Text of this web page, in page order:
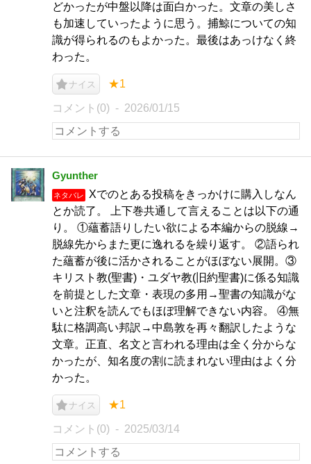
どかったが中盤以降は面白かった。文章の美しさ
も加速していったように思う。捕鯨についての知
識が得られるのもよかった。最後はあっけなく終
わった。
ナイス ★1
コメント(0) 2026/01/15
Gyunther
ネタバレ
Xでのとある投稿をきっかけに購入しなん
とか読了。 上下巻共通して言えることは以下の通
り。 ①蘊蓄語りしたい欲による本編からの脱線→
脱線先からまた更に逸れるを繰り返す。 ②語られ
た蘊蓄が後に活かされることがほぼない展開。③
キリスト教(聖書)・ユダヤ教(旧約聖書)に係る知識
を前提とした文章・表現の多用→聖書の知識がな
いと注釈を読んでもほぼ理解できない内容。 ④無
駄に格調高い邦訳→中島敦を再々翻訳したような
文章。正直、名文と言われる理由は全く分からな
かったが、知名度の割に読まれない理由はよく分
かった。
ナイス ★1
コメント(0) 2025/03/14